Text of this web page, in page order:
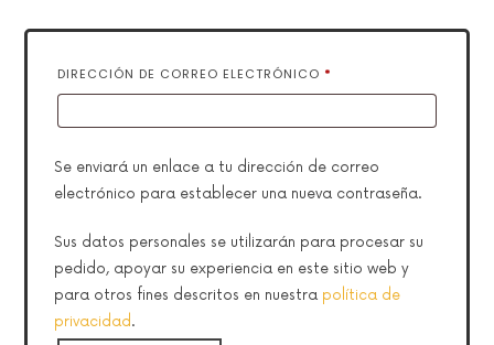
DIRECCIÓN DE CORREO ELECTRÓNICO *
Se enviará un enlace a tu dirección de correo
electrónico para establecer una nueva contraseña.
Sus datos personales se utilizarán para procesar su
pedido, apoyar su experiencia en este sitio web y
para otros fines descritos en nuestra política de
privacidad.